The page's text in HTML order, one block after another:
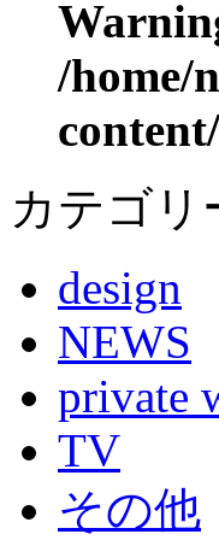
/home/
カテゴリ
design
NEWS
private
TV
その他